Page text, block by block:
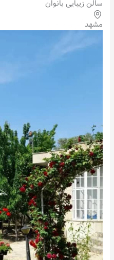
سالن زیبایی بانوان
مشهد